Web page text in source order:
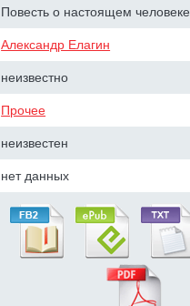
Повесть о настоящем человеке
Александр Елагин
неизвестно
Прочее
неизвестен
нет данных